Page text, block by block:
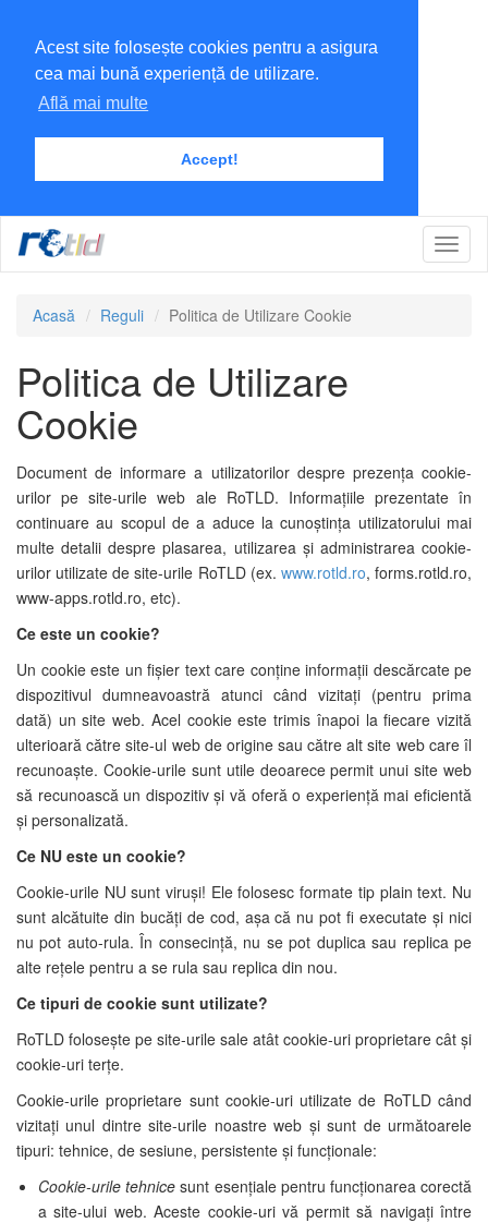
Acest site folosește cookies pentru a asigura
cea mai bună experiență de utilizare.
Află mai multe
Accept!
Acasă
Reguli Politica de Utilizare Cookie
Politica de Utilizare
Cookie
Document de informare a utilizatorilor despre prezența cookie-
urilor pe site-urile web ale RoTLD. Informațiile prezentate în
continuare au scopul de a aduce la cunoștința utilizatorului mai
multe detalii despre plasarea, utilizarea și administrarea cookie-
urilor utilizate de site-urile RoTLD (ex. www.rotld.ro, forms.rotld.ro,
www-apps.rotld.ro, etc).
Ce este un cookie?
Un cookie este un fișier text care conține informații descărcate pe
dispozitivul dumneavoastră atunci când vizitați (pentru prima
dată) un site web. Acel cookie este trimis înapoi la fiecare vizită
ulterioară către site-ul web de origine sau către alt site web care îl
recunoaște. Cookie-urile sunt utile deoarece permit unui site web
să recunoască un dispozitiv și vă oferă o experiență mai eficientă
și personalizată.
Ce NU este un cookie?
Cookie-urile NU sunt viruși! Ele folosesc formate tip plain text. Nu
sunt alcătuite din bucăți de cod, așa că nu pot fi executate și nici
nu pot auto-rula. În consecință, nu se pot duplica sau replica pe
alte rețele pentru a se rula sau replica din nou.
Ce tipuri de cookie sunt utilizate?
RoTLD folosește pe site-urile sale atât cookie-uri proprietare cât și
cookie-uri terțe.
Cookie-urile proprietare sunt cookie-uri utilizate de RoTLD când
vizitați unul dintre site-urile noastre web și sunt de următoarele
tipuri: tehnice, de sesiune, persistente și funcționale:
Cookie-urile tehnice sunt esențiale pentru funcționarea corectă
a site-ului web. Aceste cookie-uri vă permit să navigați între